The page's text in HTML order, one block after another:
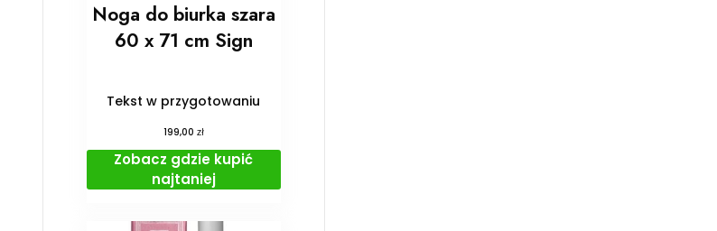
Noga do biurka szara
60 x 71 cm Sign
Tekst w przygotowaniu
199,00 zł
Zobacz gdzie kupić
najtaniej